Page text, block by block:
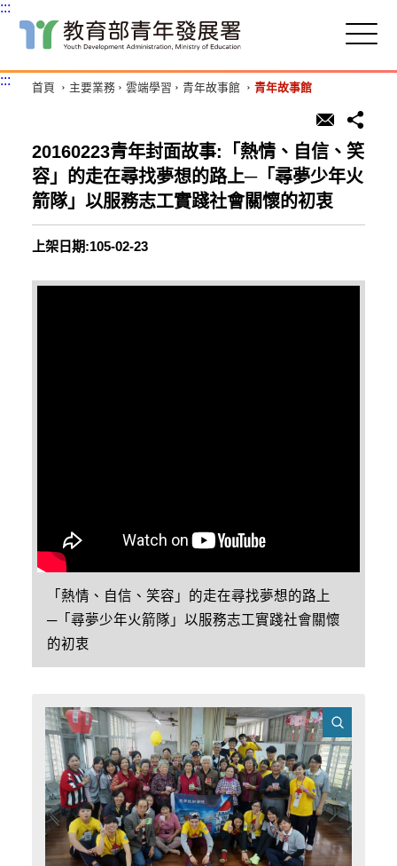
主
要
塊
:::
::: 首頁 主要業務 雲端學習 青年故事館 青年故事館
20160223青年封面故事:「熱情、自信、笑
容」的走在尋找夢想的路上─「尋夢少年火
箭隊」以服務志工實踐社會關懷的初衷
上架日期:105-02-23
「熱情、自信、笑容」的走在尋找夢想的路上
─「尋夢少年火箭隊」以服務志工實踐社會關懷
的初衷